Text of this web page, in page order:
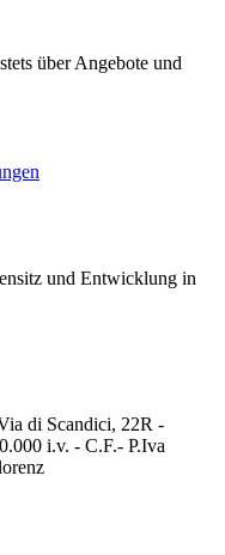
über Angebote und
und Entwicklung in
di Scandici, 22R -
i.v. - C.F.- P.Iva